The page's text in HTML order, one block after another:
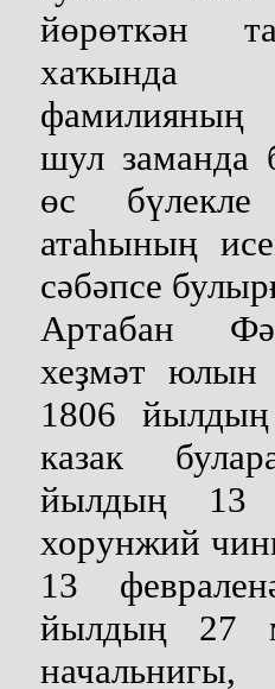
йөрөткән
хаҡында
фамилияның
шул заманда
өс
атаһының
сәбәпсе
Артабан
хеҙмәт юлын
1806 йылдың
казак
йылдың 13
хорунжий
13
йылдың 27